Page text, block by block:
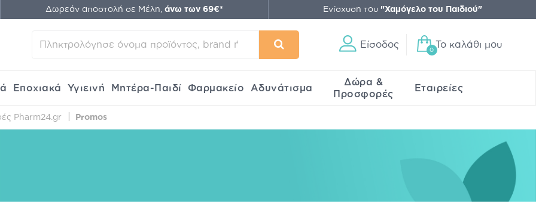
Δωρεάν αποστολή σε Μέλη, άνω των 69€* Ενίσχυση του "Χαμόγελο του Παιδιού"
Είσοδος
0
Το καλάθι μου
Εποχιακά Υγιεινή Μητέρα-Παιδί Φαρμακείο Αδυνάτισμα
Δώρα &
Προσφορές
Εταιρείες
Pharm24.gr Promos